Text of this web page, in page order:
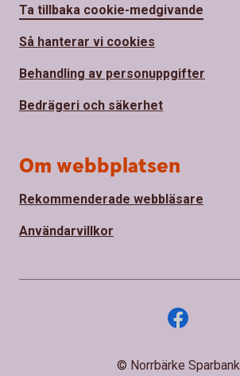
Ta tillbaka cookie-medgivande
Så hanterar vi cookies
Behandling av personuppgifter
Bedrägeri och säkerhet
Om webbplatsen
Rekommenderade webbläsare
Användarvillkor
© Norrbärke Sparbank